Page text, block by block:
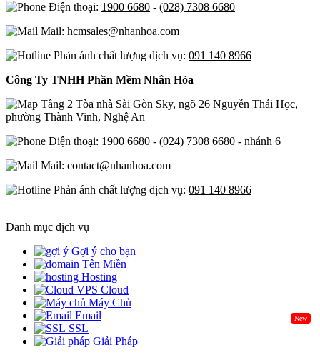
Điện thoại: 1900 6680 - (028) 7308 6680
Mail: hcmsales@nhanhoa.com
Phản ánh chất lượng dịch vụ: 091 140 8966
Công Ty TNHH Phần Mềm Nhân Hòa
Tầng 2 Tòa nhà Sài Gòn Sky, ngõ 26 Nguyễn Thái Học,
phường Thành Vinh, Nghệ An
Điện thoại: 1900 6680 - (024) 7308 6680 - nhánh 6
Mail: contact@nhanhoa.com
Phản ánh chất lượng dịch vụ: 091 140 8966
Danh mục dịch vụ
Gợi ý cho bạn
Tên Miền
Hosting
Cloud
Máy Chủ
New
Email
SSL
Giải Pháp